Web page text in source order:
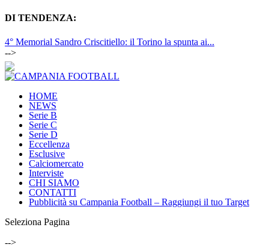
DI TENDENZA:
4° Memorial Sandro Criscitiello: il Torino la spunta ai...
-->
HOME
NEWS
Serie B
Serie C
Serie D
Eccellenza
Esclusive
Calciomercato
Interviste
CHI SIAMO
CONTATTI
Pubblicità su Campania Football – Raggiungi il tuo Target
Seleziona Pagina
-->